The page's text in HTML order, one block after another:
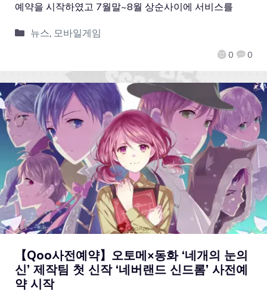
0 0
예약을 시작하였고 7월말~8월 상순사이에 서비스를
뉴스, 모바일게임
【Qoo사전예약】오토메×동화 ‘네개의 눈의
신’ 제작팀 첫 신작 ‘네버랜드 신드롬’ 사전예
약 시작